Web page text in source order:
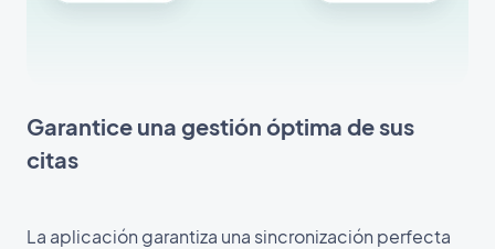
Garantice una gestión óptima de sus
citas
La aplicación garantiza una sincronización perfecta